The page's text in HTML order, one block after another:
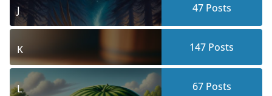
J 47Posts
K 147 Posts
L 67Posts